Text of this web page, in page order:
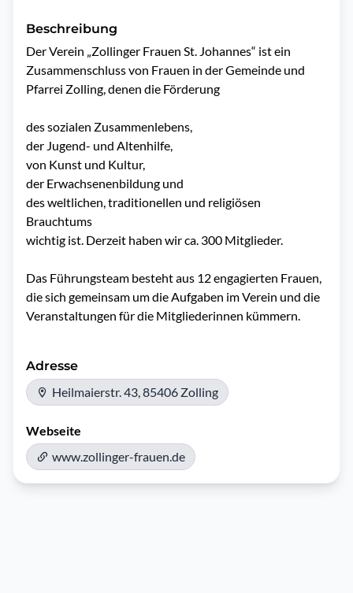
Beschreibung
Der Verein „Zollinger Frauen St. Johannes“ ist ein
Zusammenschluss von Frauen in der Gemeinde und
Pfarrei Zolling, denen die Förderung
des sozialen Zusammenlebens,
der Jugend- und Altenhilfe,
von Kunst und Kultur,
der Erwachsenenbildung und
des weltlichen, traditionellen und religiösen
Brauchtums
wichtig ist. Derzeit haben wir ca. 300 Mitglieder.
Das Führungsteam besteht aus 12 engagierten Frauen,
die sich gemeinsam um die Aufgaben im Verein und die
Veranstaltungen für die Mitgliederinnen kümmern.
Adresse
Heilmaierstr. 43, 85406 Zolling
Webseite
www.zollinger-frauen.de